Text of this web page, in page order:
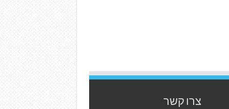
צרו קשר